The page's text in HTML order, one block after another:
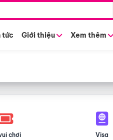
tức Giới thiệu Xem thêm
chơi Visa